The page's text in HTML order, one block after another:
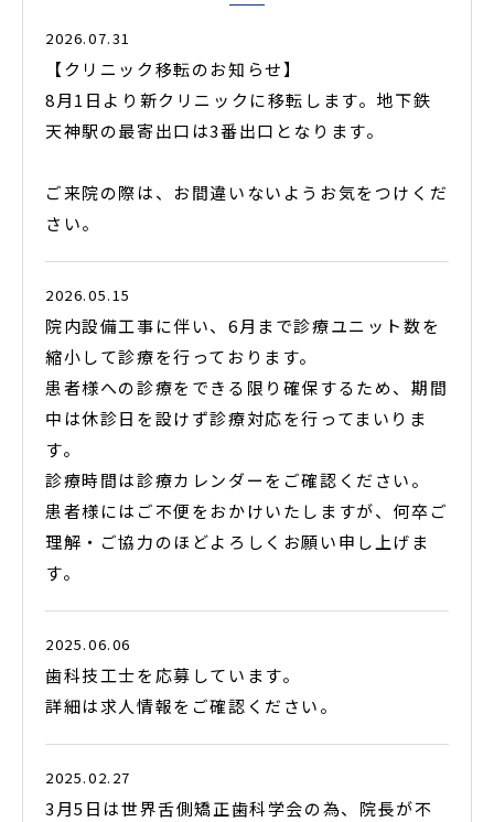
2026.07.31
【クリニック移転のお知らせ】
8月1日より新クリニックに移転します。地下鉄
天神駅の最寄出口は3番出口となります。
ご来院の際は、お間違いないようお気をつけくだ
さい。
2026.05.15
院内設備工事に伴い、6月まで診療ユニット数を
縮小して診療を行っております。
患者様への診療をできる限り確保するため、期間
中は休診日を設けず診療対応を行ってまいりま
す。
診療時間は診療カレンダーをご確認ください。
患者様にはご不便をおかけいたしますが、何卒ご
理解・ご協力のほどよろしくお願い申し上げま
す。
2025.06.06
歯科技工士を応募しています。
詳細は求人情報をご確認ください。
2025.02.27
3月5日は世界舌側矯正歯科学会の為、院長が不